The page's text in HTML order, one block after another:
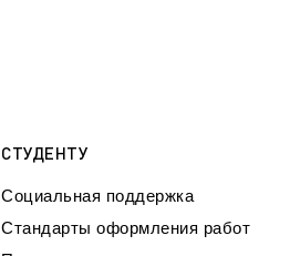
СТУДЕНТУ
Социальная поддержка
Стандарты оформления работ